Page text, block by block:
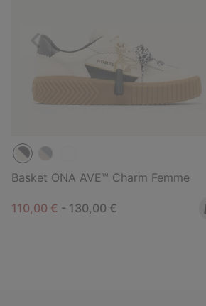
Basket ONA AVE™ Charm Femme
Minimum sale price:
110,00 € - Maximum price:
130,00 €